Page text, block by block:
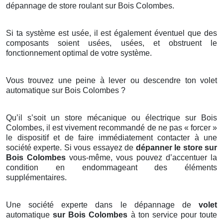
dépannage de store roulant sur Bois Colombes.
Si ta système est usée, il est également éventuel que des
composants soient usées, usées, et obstruent le
fonctionnement optimal de votre système.
Vous trouvez une peine à lever ou descendre ton volet
automatique sur Bois Colombes ?
Qu’il s’soit un store mécanique ou électrique sur Bois
Colombes, il est vivement recommandé de ne pas « forcer »
le dispositif et de faire immédiatement contacter à une
société experte. Si vous essayez de dépanner le store sur
Bois Colombes vous-même, vous pouvez d’accentuer la
condition en endommageant des éléments
supplémentaires.
Une société experte dans le dépannage de volet
automatiquesur Bois Colombes à ton service pour toute